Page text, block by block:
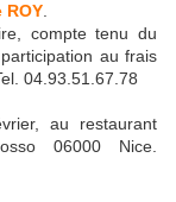
ROY
compte tenu du
au frais
04.93.51.67.78
au restaurant
06000 Nice.